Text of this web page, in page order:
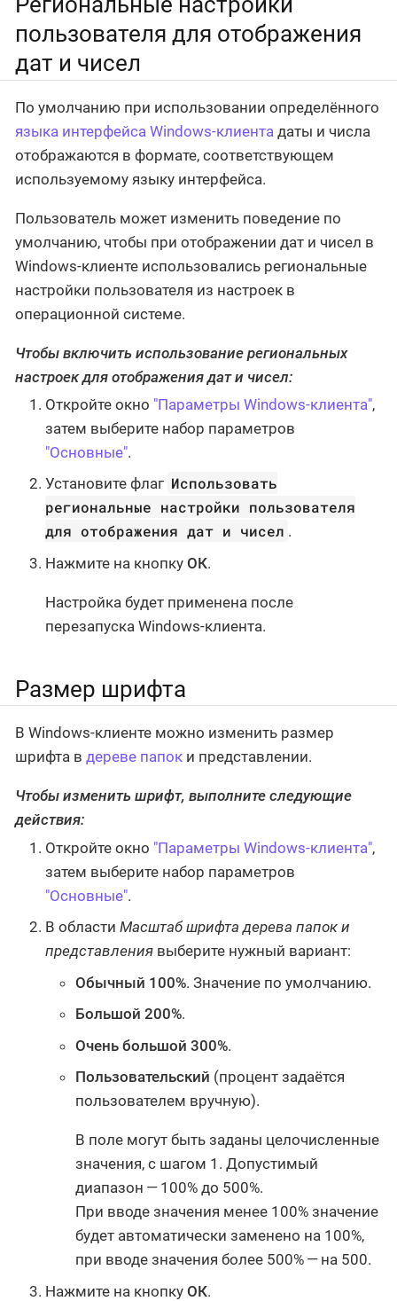
пользователя для отображения
дат и чисел
По умолчанию при использовании определённого
языка интерфейса Windows-клиента даты и числа
отображаются в формате, соответствующем
используемому языку интерфейса.
Пользователь может изменить поведение по
умолчанию, чтобы при отображении дат и чисел в
Windows-клиенте использовались региональные
настройки пользователя из настроек в
операционной системе.
Чтобы включить использование региональных
настроек для отображения дат и чисел:
Откройте окно "Параметры Windows-клиента",
затем выберите набор параметров
"Основные".
Установите флаг Использовать
региональные настройки пользователя
для отображения дат и чисел .
Нажмите на кнопку ОК.
Настройка будет применена после
перезапуска Windows-клиента.
Размер шрифта
В Windows-клиенте можно изменить размер
шрифта в дереве папок и представлении.
Чтобы изменить шрифт, выполните следующие
действия:
Откройте окно "Параметры Windows-клиента",
затем выберите набор параметров
"Основные".
В области Масштаб шрифта дерева папок и
представления выберите нужный вариант:
Обычный 100%. Значение по умолчанию.
Большой 200%.
Очень большой 300%.
Пользовательский (процент задаётся
пользователем вручную).
В поле могут быть заданы целочисленные
значения, с шагом 1. Допустимый
диапазон — 100% до 500%.
При вводе значения менее 100% значение
будет автоматически заменено на 100%,
при вводе значения более 500% — на 500.
Нажмите на кнопку ОК.